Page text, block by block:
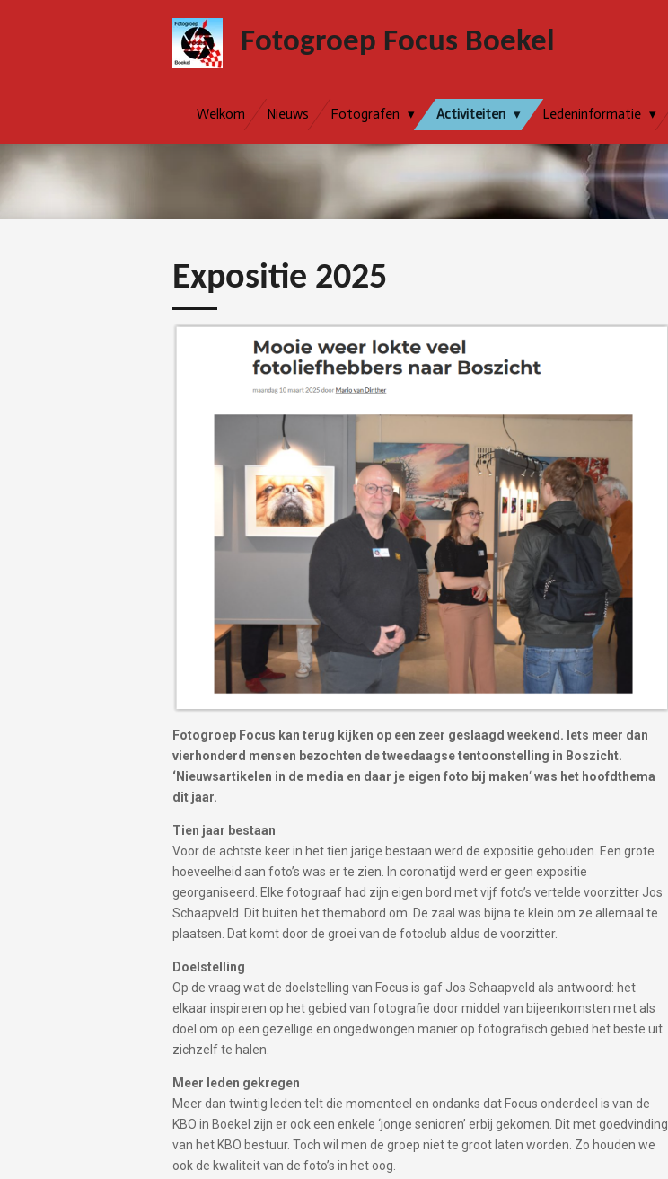
Fotogroep Focus Boekel
Welkom Nieuws Fotografen Activiteiten Ledeninformatie
Expositie 2025
Fotogroep Focus kan terug kijken op een zeer geslaagd weekend. Iets meer dan
vierhonderd mensen bezochten de tweedaagse tentoonstelling in Boszicht.
‘Nieuwsartikelen in de media en daar je eigen foto bij maken‘was het hoofdthema
dit jaar.
Tien jaar bestaan
Voor de achtste keer in het tien jarige bestaan werd de expositie gehouden. Een grote
hoeveelheid aan foto’s was er te zien. In coronatijd werd er geen expositie
georganiseerd. Elke fotograaf had zijn eigen bord met vijf foto’s vertelde voorzitter Jos
Schaapveld. Dit buiten het themabord om. De zaal was bijna te klein om ze allemaal te
plaatsen. Dat komt door de groei van de fotoclub aldus de voorzitter.
Doelstelling
Op de vraag wat de doelstelling van Focus is gaf Jos Schaapveld als antwoord: het
elkaar inspireren op het gebied van fotografie door middel van bijeenkomsten met als
doel om op een gezellige en ongedwongen manier op fotografisch gebied het beste uit
zichzelf te halen.
Meer leden gekregen
Meer dan twintig leden telt die momenteel en ondanks dat Focus onderdeel is van de
KBO in Boekel zijn er ook een enkele ‘jonge senioren’ erbij gekomen. Dit met goedvinding
van het KBO bestuur. Toch wil men de groep niet te groot laten worden. Zo houden we
ook de kwaliteit van de foto’s in het oog.